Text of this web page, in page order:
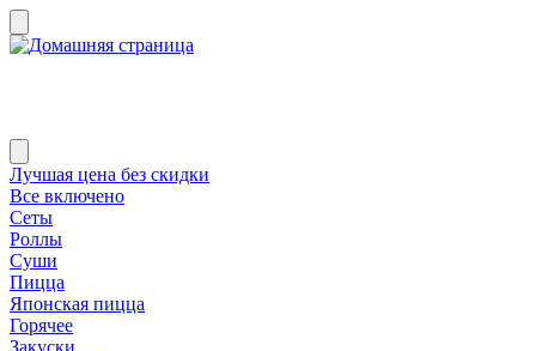
Лучшая цена без скидки
Все включено
Сеты
Роллы
Суши
Пицца
Японская пицца
Горячее
Закуски